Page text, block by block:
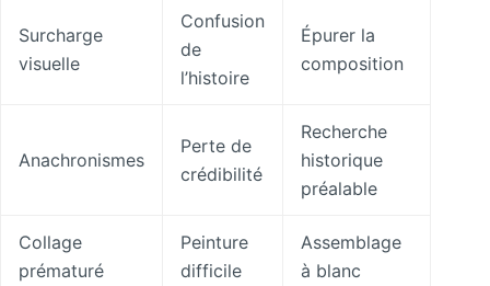
Surcharge
visuelle
Confusion
de
l’histoire
Épurer la
composition
Anachronismes
Perte de
crédibilité
Recherche
historique
préalable
Collage
prématuré
Peinture
difficile
Assemblage
à blanc